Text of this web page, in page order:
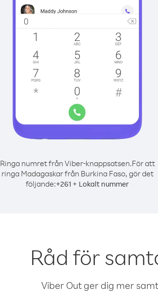
Ringa numret från Viber-knappsatsen.För att
ringa Madagaskar från Burkina Faso, gör det
följande:+261 + Lokalt nummer
Råd för
Viber Out ger dig mer